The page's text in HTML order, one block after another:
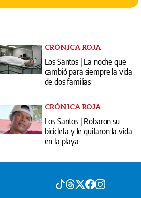
CRÓNICA ROJA
Los Santos | La noche que
cambió para siempre la vida
de dos familias
CRÓNICA ROJA
Los Santos | Robaron su
bicicleta y le quitaron la vida
en la playa